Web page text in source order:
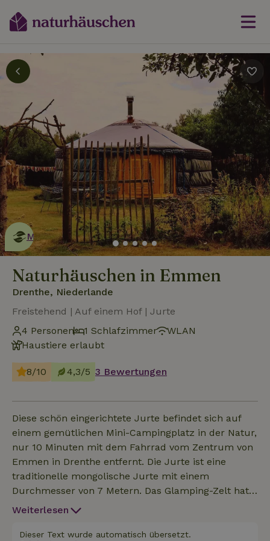
Dies ist ein
umweltschonendes
Naturhäuschen
Mehr erfahren
Naturhäuschen in Emmen
Drenthe, Niederlande
Freistehend | Auf einem Hof | Jurte
4 Personen
1 Schlafzimmer
WLAN
Haustiere erlaubt
8/10 4,3/5 3 Bewertungen
Diese schön eingerichtete Jurte befindet sich auf
einem gemütlichen Mini-Campingplatz in der Natur,
nur 10 Minuten mit dem Fahrrad vom Zentrum von
Emmen in Drenthe entfernt. Die Jurte ist eine
traditionelle mongolische Jurte mit einem
Durchmesser von 7 Metern. Das Glamping-Zelt hat
Doppeltüren mit schönen Schnitzereien und bietet
Doppelbett und zwei Sofas mit guten Matratzen. Bei
Weiterlesen
Dieser Text wurde automatisch übersetzt.